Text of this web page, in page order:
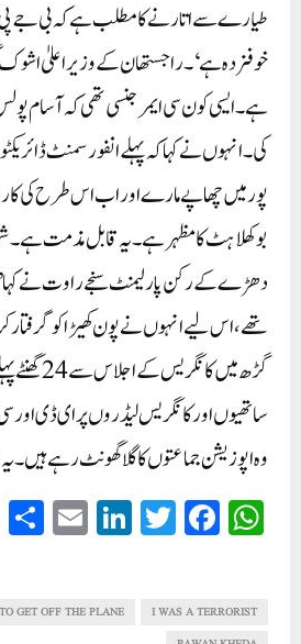
طیارے سے اتارنے کا مطلب ہے کہ بی جے
خوفزدہ ہے‘۔ راجستھان کے وزیر اعلیٰ
ہے۔ایسی کون سی ایمرجنسی تھی کہ آسام
کی۔انہوں نے کہا کہ پہلے انفورسمنٹ
پور میں چھاپے مارے اور اب اس طرح کی
بوکھلاہٹ کا مظہر ہے ۔ یہ قابل مذمت
دھڑے کے رکن پارلیمنٹ سنجے راوت نے کہا
تھے، اس لیے انہوں نے پون کھیڑا کو گرفتار
گڑھ میں
ساتھیوں اور کانگریس لیڈروں پر ای ڈی
وہ اپوزیشن جماعتوں کا گلا گھونٹ رہے
W
ha
A
Fa
ce
ok
T
wi
Li
nk
In
E
m
I WAS A TERRORIST
GET OFF THE PLANE